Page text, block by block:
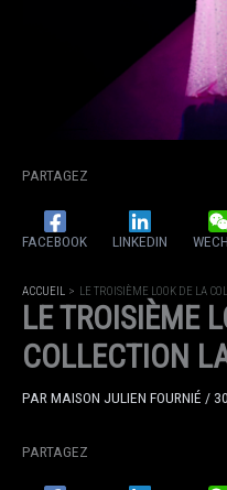
PARTAGEZ
FACEBOOK LINKEDIN
ACCUEIL LE TROISIÈME LOOK DE LA
LE TROISIÈME
COLLECTION
PARMAISON JULIEN FOURNIÉ /
PARTAGEZ